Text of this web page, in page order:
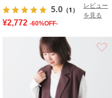
5.0 （1）
レビュー
を見る
¥2,772 -60%OFF-